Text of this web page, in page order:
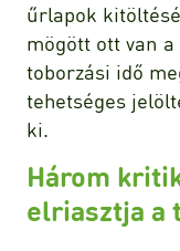
űrlapok
mögött ott van
toborzási idő
tehetséges
ki.
Három
elriasztja a